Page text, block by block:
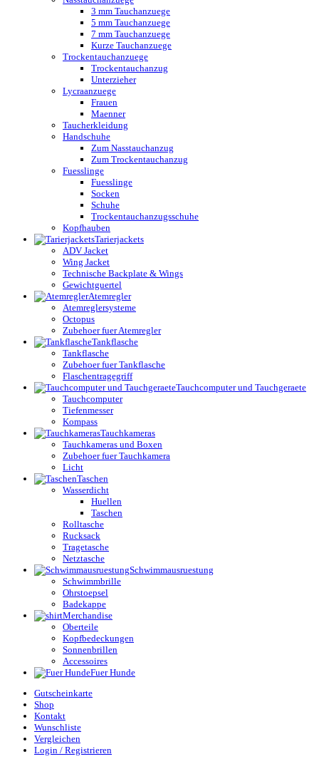
3 mm Tauchanzuege
5 mm Tauchanzuege
7 mm Tauchanzuege
Kurze Tauchanzuege
Trockentauchanzuege
Trockentauchanzug
Unterzieher
Lycraanzuege
Frauen
Maenner
Taucherkleidung
Handschuhe
Zum Nasstauchanzug
Zum Trockentauchanzug
Fuesslinge
Fuesslinge
Socken
Schuhe
Trockentauchanzugsschuhe
Kopfhauben
Tarierjackets
ADV Jacket
Wing Jacket
Technische Backplate & Wings
Gewichtguertel
Atemregler
Atemreglersysteme
Octopus
Zubehoer fuer Atemregler
Tankflasche
Tankflasche
Zubehoer fuer Tankflasche
Flaschentragegriff
Tauchcomputer und Tauchgeraete
Tauchcomputer
Tiefenmesser
Kompass
Tauchkameras
Tauchkameras und Boxen
Zubehoer fuer Tauchkamera
Licht
Taschen
Wasserdicht
Huellen
Taschen
Rolltasche
Rucksack
Tragetasche
Netztasche
Schwimmausruestung
Schwimmbrille
Ohrstoepsel
Badekappe
Merchandise
Oberteile
Kopfbedeckungen
Sonnenbrillen
Accessoires
Fuer Hunde
Gutscheinkarte
Shop
Kontakt
Wunschliste
Vergleichen
Login / Registrieren